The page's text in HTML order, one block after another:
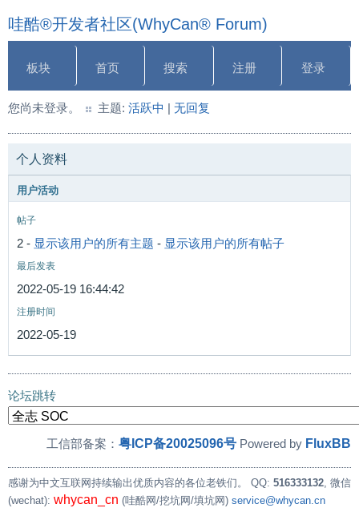
哇酷®开发者社区(WhyCan® Forum)
板块 首页 搜索 注册 登录
您尚未登录。 主题: 活跃中 | 无回复
个人资料
用户活动
帖子
2 - 显示该用户的所有主题 - 显示该用户的所有帖子
最后发表
2022-05-19 16:44:42
注册时间
2022-05-19
论坛跳转
工信部备案： 粤ICP备20025096号 Powered by FluxBB
感谢为中文互联网持续输出优质内容的各位老铁们。 QQ: 516333132, 微信
(wechat): whycan_cn (哇酷网/挖坑网/填坑网) service@whycan.cn